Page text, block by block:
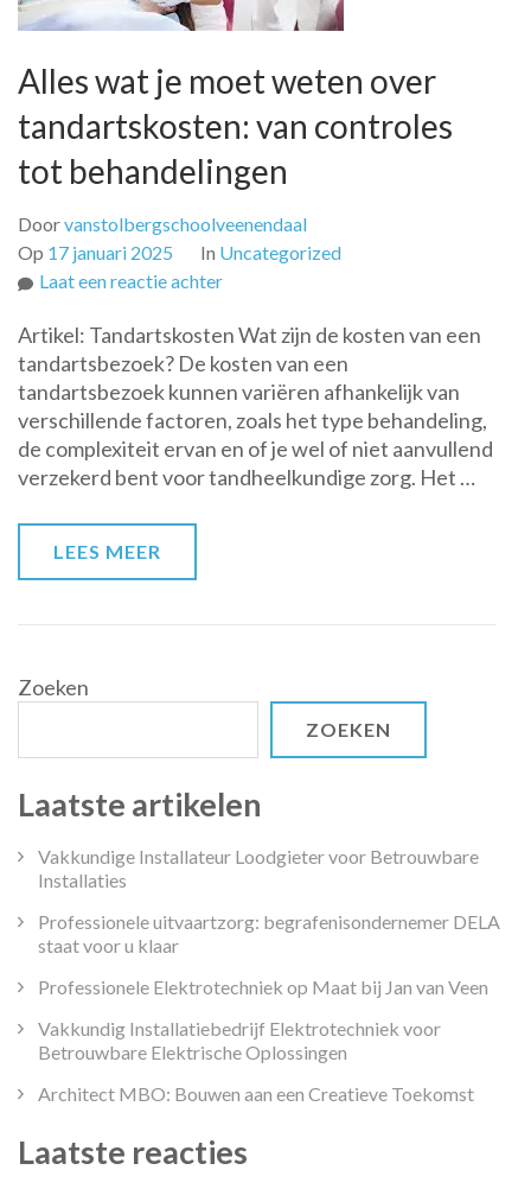
Alles wat je moet weten over
tandartskosten: van controles
tot behandelingen
Doorvanstolbergschoolveenendaal
Op 17 januari 2025 In Uncategorized
Laat een reactie achterop
wat
je
moet
weten
over
tandartskosten:
Artikel: Tandartskosten Wat zijn de kosten van een
tandartsbezoek? De kosten van een
tandartsbezoek kunnen variëren afhankelijk van
verschillende factoren, zoals het type behandeling,
de complexiteit ervan en of je wel of niet aanvullend
verzekerd bent voor tandheelkundige zorg. Het …
LEES MEER
Zoeken
ZOEKEN
Laatste artikelen
Vakkundige Installateur Loodgieter voor Betrouwbare
Installaties
Professionele uitvaartzorg: begrafenisondernemer DELA
staat voor u klaar
Professionele Elektrotechniek op Maat bij Jan van Veen
Vakkundig Installatiebedrijf Elektrotechniek voor
Betrouwbare Elektrische Oplossingen
Architect MBO: Bouwen aan een Creatieve Toekomst
Laatste reacties